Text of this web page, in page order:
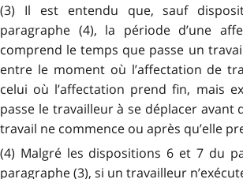
(3) Il est entendu que, sauf
paragraphe (4), la période d’une
comprend le temps que passe un
entre le moment où l’affectation de
celui où l’affectation prend fin, mais
passe le travailleur à se déplacer avant
travail ne commence ou après qu’elle
(4) Malgré les dispositions 6 et 7 du
paragraphe (3), si un travailleur